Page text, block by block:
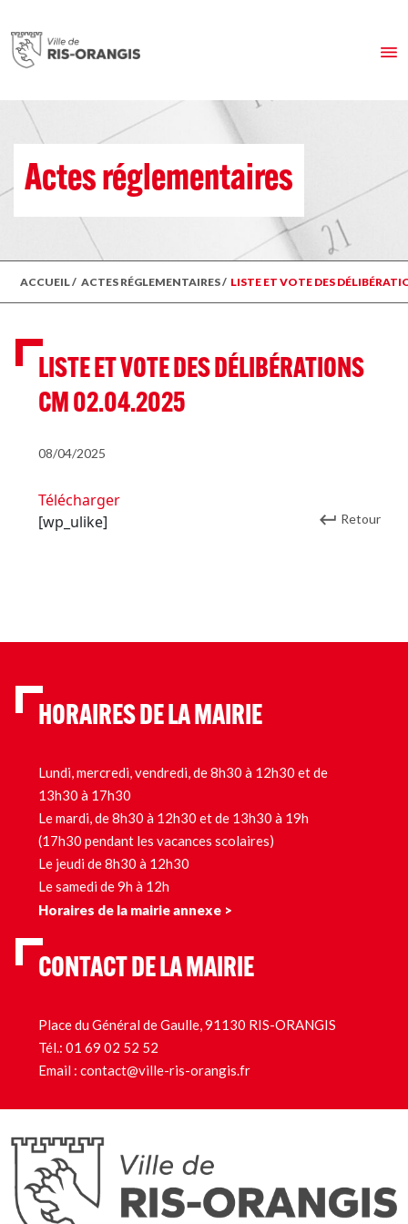
Actes réglementaires
ACCUEIL/ ACTES RÉGLEMENTAIRES/ LISTE ET VOTE DES
LISTE ET VOTE DES DÉLIBÉRATIONS
CM 02.04.2025
08/04/2025
Télécharger
[wp_ulike]
Retour
HORAIRES DE LA MAIRIE
Lundi, mercredi, vendredi, de 8h30 à 12h30 et de
13h30 à 17h30
Le mardi, de 8h30 à 12h30 et de 13h30 à 19h
(17h30 pendant les vacances scolaires)
Le jeudi de 8h30 à 12h30
Le samedi de 9h à 12h
Horaires de la mairie annexe >
CONTACT DE LA MAIRIE
Place du Général de Gaulle, 91130 RIS-ORANGIS
Tél.: 01 69 02 52 52
Email : contact@ville-ris-orangis.fr